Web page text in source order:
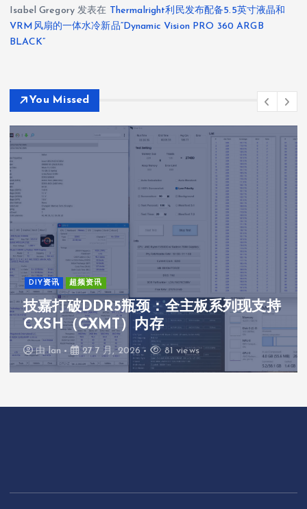
Isabel Gregory 发表在 Thermalright利民发布配备5.5英寸液晶和
VRM风扇的一体水冷新品“Dynamic Vision PRO 360 ARGB
BLACK”
You Missed
DIY资讯 超频资讯
技嘉打破DDR5瓶颈：全主板系列现支持
CXSH（CXMT）内存
由 lan 27 7 月, 2026 81 views